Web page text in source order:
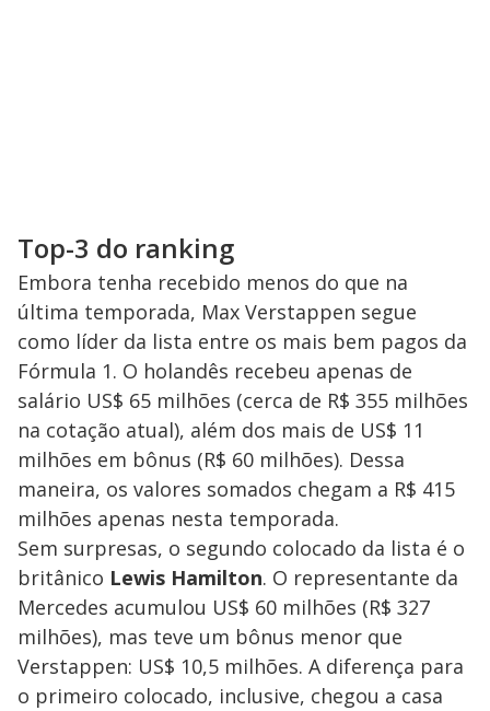
Top-3 do ranking
Embora tenha recebido menos do que na
última temporada, Max Verstappen segue
como líder da lista entre os mais bem pagos da
Fórmula 1. O holandês recebeu apenas de
salário US$ 65 milhões (cerca de R$ 355 milhões
na cotação atual), além dos mais de US$ 11
milhões em bônus (R$ 60 milhões). Dessa
maneira, os valores somados chegam a R$ 415
milhões apenas nesta temporada.
Sem surpresas, o segundo colocado da lista é o
britânico Lewis Hamilton. O representante da
Mercedes acumulou US$ 60 milhões (R$ 327
milhões), mas teve um bônus menor que
Verstappen: US$ 10,5 milhões. A diferença para
o primeiro colocado, inclusive, chegou a casa